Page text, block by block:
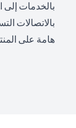
بالخدمات إلى
بالاتصالات
هامة على